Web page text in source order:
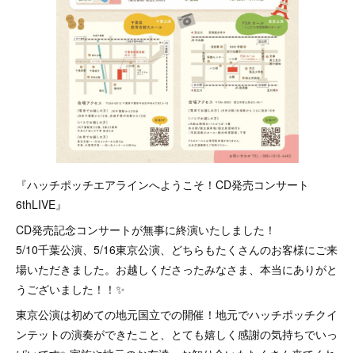
『ハッチポッチエアラインへようこそ！CD発売コンサート
6thLIVE』
CD発売記念コンサートが無事に終演いたしました！
5/10千葉公演、5/16東京公演、どちらもたくさんのお客様にご来
場いただきました。お越しくださったみなさま、本当にありがと
うございました！！✨
東京公演は初めての地元国立での開催！地元でハッチポッチクイ
ンテットの演奏ができたこと、とても嬉しく感謝の気持ちでいっ